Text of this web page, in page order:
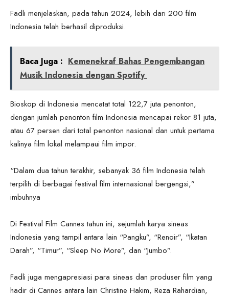
Fadli menjelaskan, pada tahun 2024, lebih dari 200 film
Indonesia telah berhasil diproduksi.
Baca Juga : Kemenekraf Bahas Pengembangan
Musik Indonesia dengan Spotify
Bioskop di Indonesia mencatat total 122,7 juta penonton,
dengan jumlah penonton film Indonesia mencapai rekor 81 juta,
atau 67 persen dari total penonton nasional dan untuk pertama
kalinya film lokal melampaui film impor.
“Dalam dua tahun terakhir, sebanyak 36 film Indonesia telah
terpilih di berbagai festival film internasional bergengsi,”
imbuhnya
Di Festival Film Cannes tahun ini, sejumlah karya sineas
Indonesia yang tampil antara lain “Pangku”, “Renoir”, “Ikatan
Darah”, “Timur”, “Sleep No More”, dan “Jumbo”.
Fadli juga mengapresiasi para sineas dan produser film yang
hadir di Cannes antara lain Christine Hakim, Reza Rahardian,